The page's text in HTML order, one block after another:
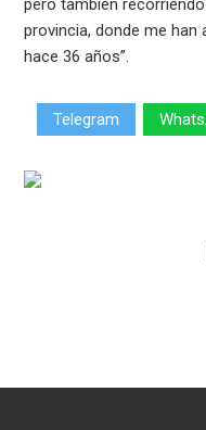
pero también
provincia, donde me
hace 36 años”.
Telegram